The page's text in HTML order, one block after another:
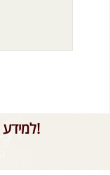
למידע ופרטים נוספים - צרו קשר!